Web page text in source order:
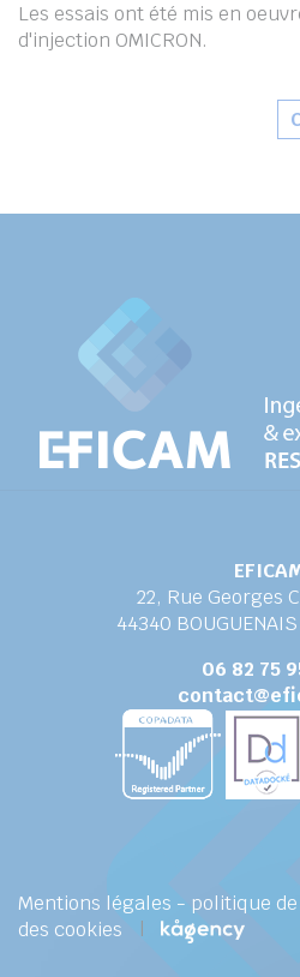
Les essais ont été mis en
d'injection OMICRON.
22, Rue Georges
44340
06 82 75
Mentions légales - politique
des cookies